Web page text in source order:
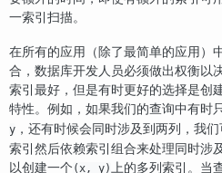
一索引扫描。
在所有的应用（除了最简单的应用）
合，数据库开发人员必须做出权衡以
索引最好，但是有时更好的选择是创
特性。例如，如果我们的查询中有时
y ，还有时候会同时涉及到两列，我
索引然后依赖索引组合来处理同时涉
以创建一个 (x, y)上的多列索引。当